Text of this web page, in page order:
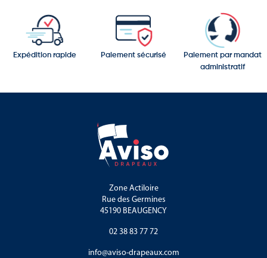
Expédition rapide Paiement sécurisé
Paiement par mandat
administratif
Zone Actiloire
Rue des Germines
45190 BEAUGENCY
02 38 83 77 72
info@aviso-drapeaux.com